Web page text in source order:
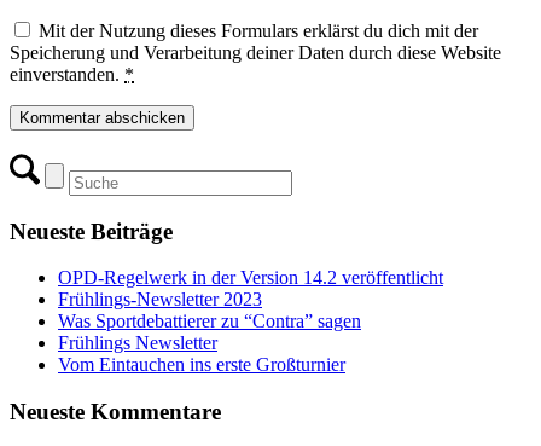
Mit der Nutzung dieses Formulars erklärst du dich mit der
Speicherung und Verarbeitung deiner Daten durch diese Website
einverstanden. *
Neueste Beiträge
OPD-Regelwerk in der Version 14.2 veröffentlicht
Frühlings-Newsletter 2023
Was Sportdebattierer zu “Contra” sagen
Frühlings Newsletter
Vom Eintauchen ins erste Großturnier
Neueste Kommentare